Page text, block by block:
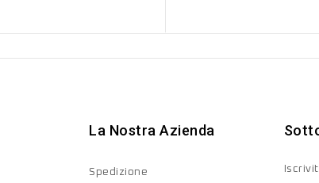
La Nostra Azienda
Spedizione